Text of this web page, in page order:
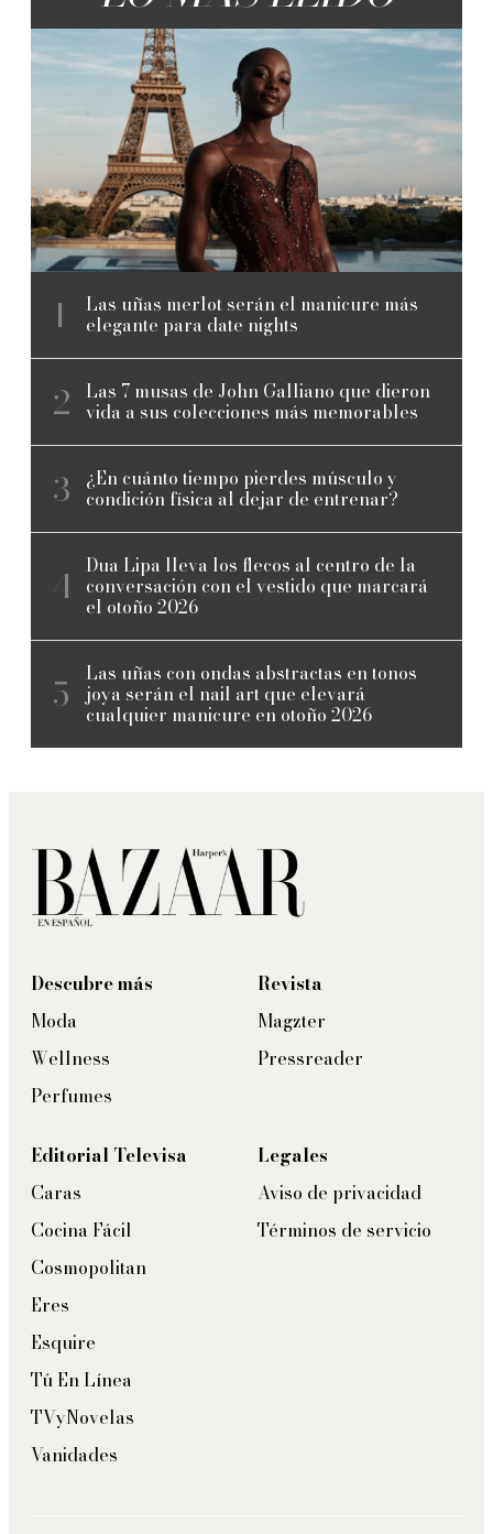
Las uñas merlot serán el manicure más
elegante para date nights
Las 7 musas de John Galliano que dieron
vida a sus colecciones más memorables
¿En cuánto tiempo pierdes músculo y
condición física al dejar de entrenar?
Dua Lipa lleva los flecos al centro de la
conversación con el vestido que marcará
el otoño 2026
Las uñas con ondas abstractas en tonos
joya serán el nail art que elevará
cualquier manicure en otoño 2026
Descubre más
Moda
Wellness
Perfumes
Revista
Magzter
Pressreader
Editorial Televisa
Caras
Cocina Fácil
Cosmopolitan
Eres
Esquire
Tú En Línea
TVyNovelas
Vanidades
Legales
Aviso de privacidad
Términos de servicio